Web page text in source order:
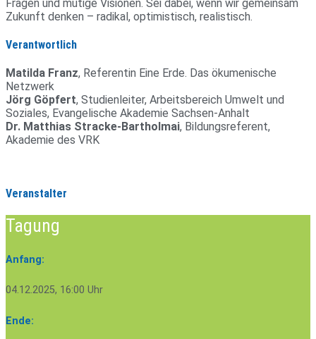
Fragen und mutige Visionen. Sei dabei, wenn wir gemeinsam
Zukunft denken – radikal, opti­mis­tisch, realistisch.
Verantwortlich
Matilda Franz, Referentin Eine Erde. Das ökumenische
Netzwerk
Jörg Göpfert, Studienleiter, Arbeitsbereich Umwelt und
Soziales, Evangelische Akademie Sachsen-Anhalt
Dr. Matthias Stracke-Bartholmai, Bildungsreferent,
Akademie des VRK
Veranstalter
Tagung
Anfang:
04.12.2025, 16:00 Uhr
Ende: